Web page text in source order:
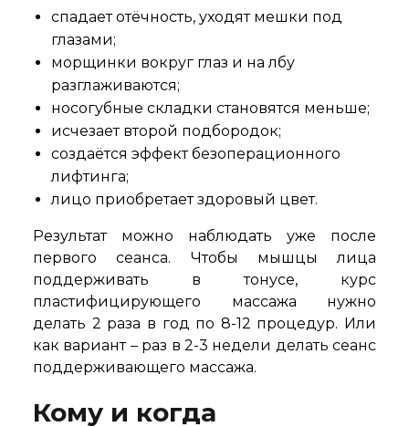
спадает отёчность, уходят мешки под
глазами;
морщинки вокруг глаз и на лбу
разглаживаются;
носогубные складки становятся меньше;
исчезает второй подбородок;
создаётся эффект безоперационного
лифтинга;
лицо приобретает здоровый цвет.
Результат можно наблюдать уже после
первого сеанса. Чтобы мышцы лица
поддерживать в тонусе, курс
пластифицирующего массажа нужно
делать 2 раза в год по 8-12 процедур. Или
как вариант – раз в 2-3 недели делать сеанс
поддерживающего массажа.
Кому и когда